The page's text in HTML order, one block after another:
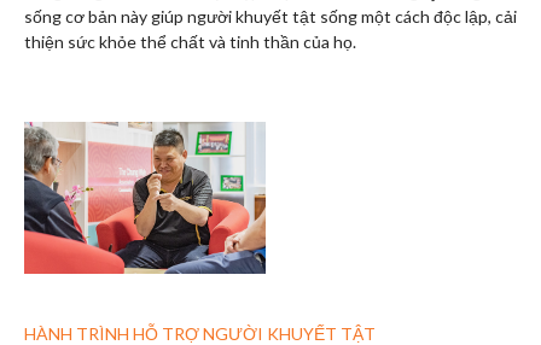
sống cơ bản này giúp người khuyết tật sống một cách độc lập, cải
thiện sức khỏe thể chất và tinh thần của họ.
HÀNH TRÌNH HỖ TRỢ NGƯỜI KHUYẾT TẬT